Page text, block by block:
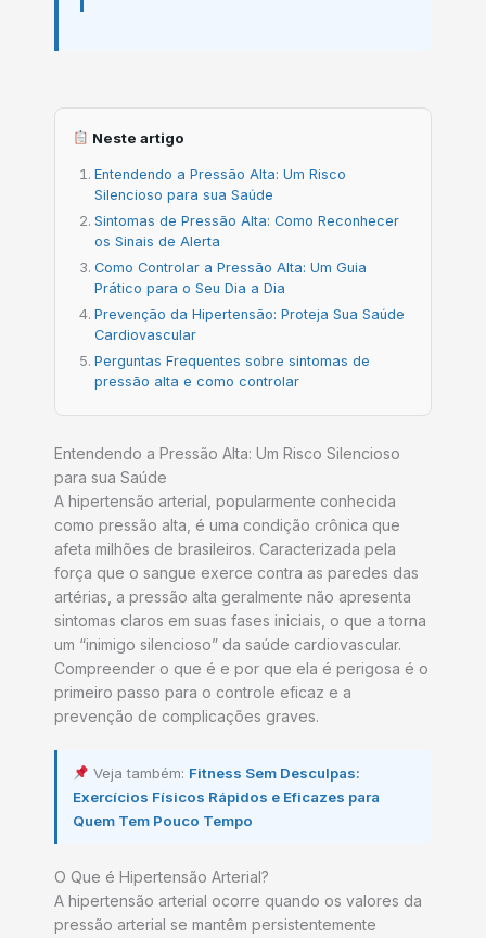
Neste artigo
Entendendo a Pressão Alta: Um Risco
Silencioso para sua Saúde
Sintomas de Pressão Alta: Como Reconhecer
os Sinais de Alerta
Como Controlar a Pressão Alta: Um Guia
Prático para o Seu Dia a Dia
Prevenção da Hipertensão: Proteja Sua Saúde
Cardiovascular
Perguntas Frequentes sobre sintomas de
pressão alta e como controlar
Entendendo a Pressão Alta: Um Risco Silencioso
para sua Saúde
A hipertensão arterial, popularmente conhecida
como pressão alta, é uma condição crônica que
afeta milhões de brasileiros. Caracterizada pela
força que o sangue exerce contra as paredes das
artérias, a pressão alta geralmente não apresenta
sintomas claros em suas fases iniciais, o que a torna
um “inimigo silencioso” da saúde cardiovascular.
Compreender o que é e por que ela é perigosa é o
primeiro passo para o controle eficaz e a
prevenção de complicações graves.
Veja também: Fitness Sem Desculpas:
Exercícios Físicos Rápidos e Eficazes para
Quem Tem Pouco Tempo
O Que é Hipertensão Arterial?
A hipertensão arterial ocorre quando os valores da
pressão arterial se mantêm persistentemente